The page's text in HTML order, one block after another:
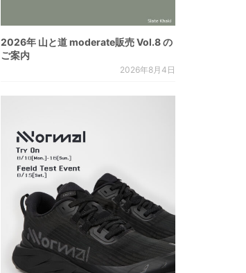
2026年 山と道 moderate販売 Vol.8 の
ご案内
2026年8月4日